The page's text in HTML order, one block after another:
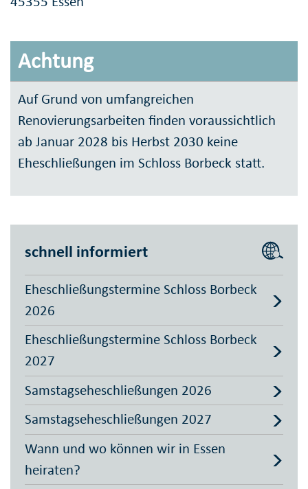
Achtung
Auf Grund von umfangreichen
Renovierungsarbeiten finden voraussichtlich
ab Januar 2028 bis Herbst 2030 keine
Eheschließungen im Schloss Borbeck statt.
schnell informiert
Eheschließungstermine Schloss Borbeck
2026
Eheschließungstermine Schloss Borbeck
2027
Samstagseheschließungen 2026
Samstagseheschließungen 2027
Wann und wo können wir in Essen
heiraten?